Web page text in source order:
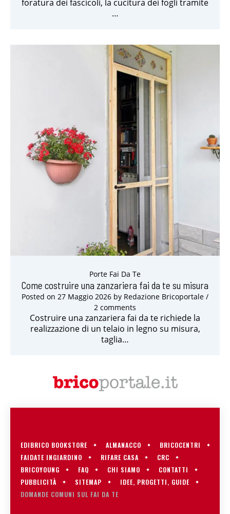
foratura dei fascicoli, la cucitura dei fogli tramite
…
Porte Fai Da Te
Come costruire una zanzariera fai da te su misura
Posted on 27 Maggio 2026 by Redazione Bricoportale /
2 comments
Costruire una zanzariera fai da te richiede la
realizzazione di un telaio in legno su misura,
taglia…
EDIBRICO BOOKSTORE ALMANACCO
BRICOCENTRI
FAIDATE INGIARDINO
RIFARE CASA
CRC
BRICOYOUNG
FAQ CHI SIAMO
CONTATTI
PUBBLICITÀ
SITEMAP
IDEE, PROGETTI, GUIDE
DOMANDE COMUNI SUL FAI DA TE